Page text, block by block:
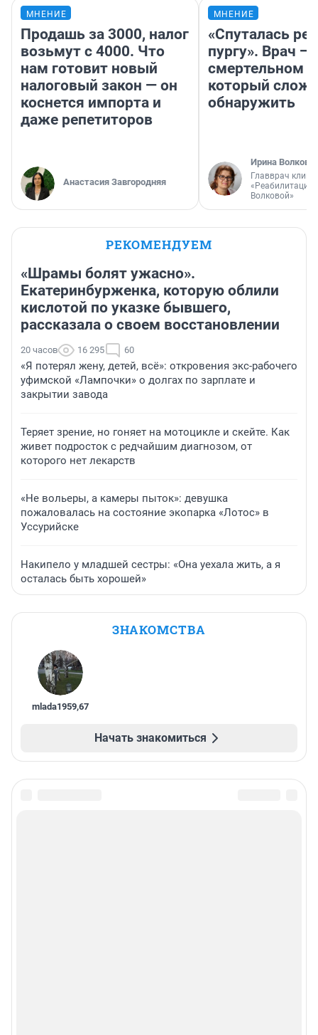
МНЕНИЕ
Продашь за 3000, налог
возьмут с 4000. Что
нам готовит новый
налоговый закон — он
коснется импорта и
даже репетиторов
Анастасия Завгородняя
МНЕНИЕ
«Спуталась
пургу». Врач —
смертельном
который
обнаружить
Ирина Волкова
Главврач
«Реабилитация
Волковой»
РЕКОМЕНДУЕМ
«Шрамы болят ужасно».
Екатеринбурженка, которую облили
кислотой по указке бывшего,
рассказала о своем восстановлении
20 часов 16 295 60
«Я потерял жену, детей, всё»: откровения экс-рабочего
уфимской «Лампочки» о долгах по зарплате и
закрытии завода
Теряет зрение, но гоняет на мотоцикле и скейте. Как
живет подросток с редчайшим диагнозом, от
которого нет лекарств
«Не вольеры, а камеры пыток»: девушка
пожаловалась на состояние экопарка «Лотос» в
Уссурийске
Накипело у младшей сестры: «Она уехала жить, а я
осталась быть хорошей»
ЗНАКОМСТВА
mlada1959,67
Начать знакомиться